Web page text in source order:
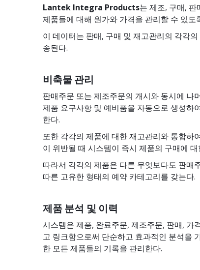
Lantek Integra Products는 제조, 구매, 판
제품들에 대해 원가와 가격을 관리할 수 있도
이 데이터는 판매, 구매 및 재고관리의 각각
송된다.
비축물 관리
판매주문 또는 제조주문의 개시와 동시에 나
제품 요구사항 및 예비품을 자동으로 생성하
한다.
또한 각각의 제품에 대한 재고관리와 통합하
이 위반될 때 시스템이 즉시 제품의 구매에
따라서 각각의 제품은 다른 무엇보다도 판매
따른 고유한 형태의 예약 카테고리를 갖는다.
제품 분석 및 이력
시스템은 제품, 완료주문, 제조주문, 판매, 가
고 링크함으로써 단순하고 효과적인 분석을
한 모든 제품들의 기록을 관리한다.